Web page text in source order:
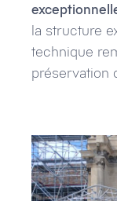
la structure
technique
préservation